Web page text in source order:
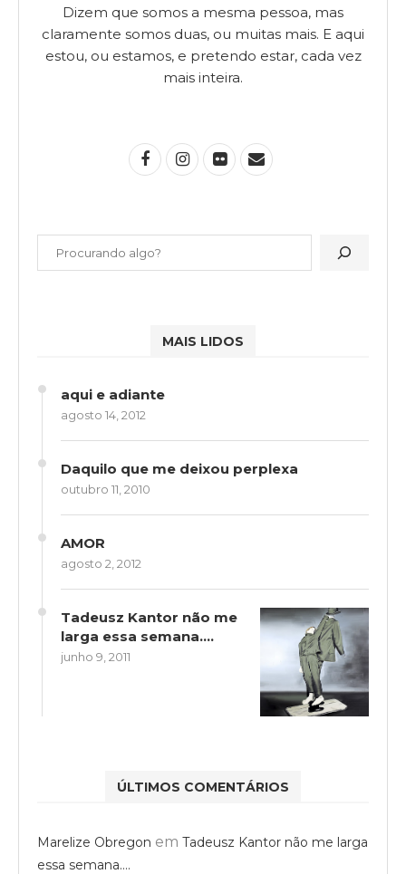
Dizem que somos a mesma pessoa, mas
claramente somos duas, ou muitas mais. E aqui
estou, ou estamos, e pretendo estar, cada vez
mais inteira.
MAIS LIDOS
aqui e adiante
agosto 14, 2012
Daquilo que me deixou perplexa
outubro 11, 2010
AMOR
agosto 2, 2012
Tadeusz Kantor não me
larga essa semana….
junho 9, 2011
ÚLTIMOS COMENTÁRIOS
Marelize Obregon em Tadeusz Kantor não me larga
essa semana….